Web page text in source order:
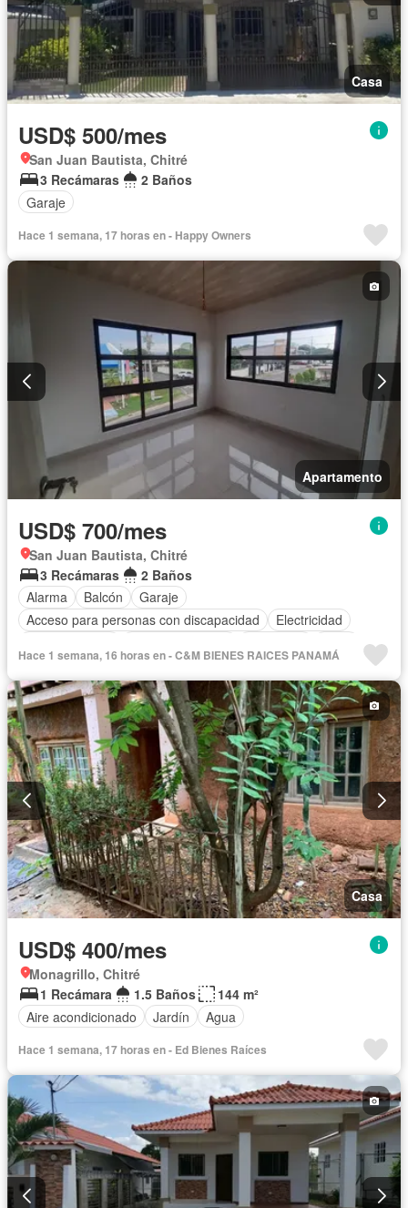
Casa
USD$ 500/mes
San Juan Bautista, Chitré
3 Recámaras
2 Baños
Garaje
Hace 1 semana, 17 horas en - Happy Owners
Apartamento
USD$ 700/mes
San Juan Bautista, Chitré
3 Recámaras
2 Baños
Alarma
Balcón
Garaje
Acceso para personas con discapacidad
Electricidad
Hace 1 semana, 16 horas en - C&M BIENES RAICES PANAMÁ
Casa
USD$ 400/mes
Monagrillo, Chitré
1 Recámara
1.5 Baños
144 m²
Aire acondicionado
Jardín Agua
Hace 1 semana, 17 horas en - Ed Bienes Raíces